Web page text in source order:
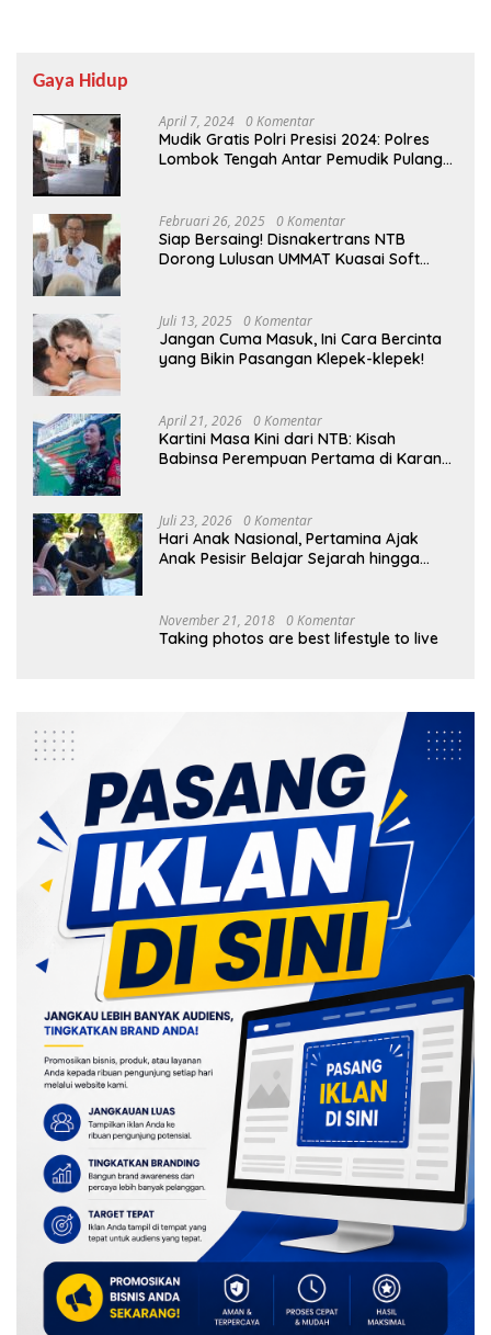
Gaya Hidup
April 7, 2024 0 Komentar
Mudik Gratis Polri Presisi 2024: Polres
Lombok Tengah Antar Pemudik Pulang
Februari 26, 2025 0 Komentar
Siap Bersaing! Disnakertrans NTB
Dorong Lulusan UMMAT Kuasai Soft
Juli 13, 2025 0 Komentar
Jangan Cuma Masuk, Ini Cara Bercinta
yang Bikin Pasangan Klepek-klepek!
April 21, 2026 0 Komentar
Kartini Masa Kini dari NTB: Kisah
Babinsa Perempuan Pertama di Karang
Juli 23, 2026 0 Komentar
Hari Anak Nasional, Pertamina Ajak
Anak Pesisir Belajar Sejarah hingga
November 21, 2018 0 Komentar
Taking photos are best lifestyle to live